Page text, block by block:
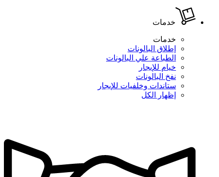
خدمات
خدمات
إطلاق البالونات
الطباعة علي البالونات
خيام للإيجار
نفخ البالونات
ستاندات وخلفيات للإيجار
إظهار الكل